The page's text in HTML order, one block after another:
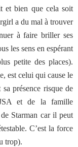
et bien que cela soit
a du mal à trouver
à faire briller ses
les sens en espérant
petite des places).
est celui qui cause le
présence risque de
et de la famille
Starman car il peut
C’est la force
trop).